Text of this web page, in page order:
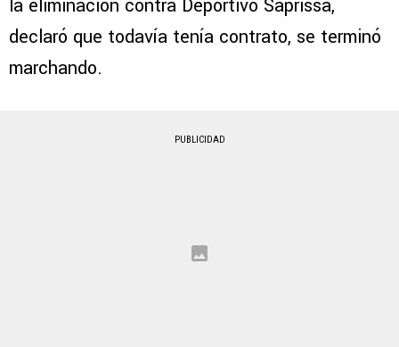
la eliminación contra Deportivo Saprissa,
declaró que todavía tenía contrato, se terminó
marchando.
PUBLICIDAD